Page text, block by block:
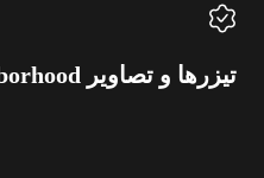
تیزرها و تصاویر Daniel Tiger’s Neighborhood